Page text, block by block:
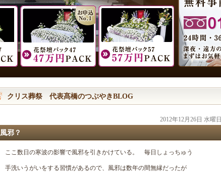
クリス葬祭 代表髙橋のつぶやきBLOG
2012年12月26日 水曜日
風邪？
ここ数日の寒波の影響で風邪を引きかけている。 毎日しょっちゅう
手洗いうがいをする習慣があるので、風邪は数年の間無縁だったが